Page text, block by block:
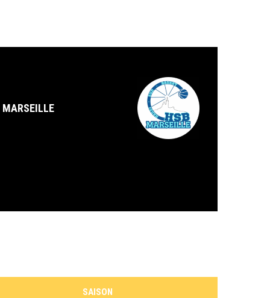
MARSEILLE
SAISON